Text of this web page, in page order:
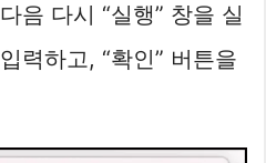
음 다시 “실행” 창을 실
력하고, “확인” 버튼을